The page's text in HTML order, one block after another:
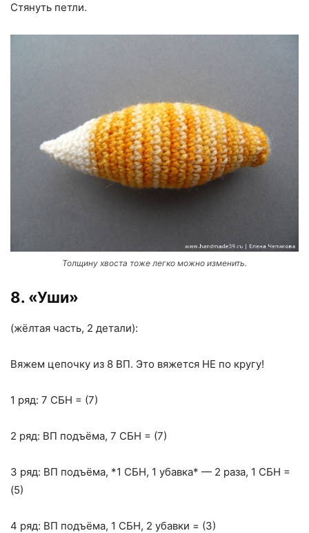
Стянуть петли.
Толщину хвоста тоже легко можно изменить.
8. «Уши»
(жёлтая часть, 2 детали):
Вяжем цепочку из 8 ВП. Это вяжется НЕ по кругу!
1 ряд: 7 СБН = (7)
2 ряд: ВП подъёма, 7 СБН = (7)
3 ряд: ВП подъёма, *1 СБН, 1 убавка* — 2 раза, 1 СБН =
(5)
4 ряд: ВП подъёма, 1 СБН, 2 убавки = (3)